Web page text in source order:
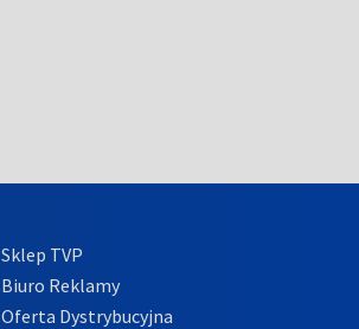
Sklep TVP
Biuro Reklamy
Oferta Dystrybucyjna